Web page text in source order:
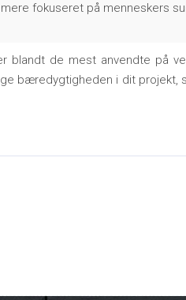
fokuseret på menneskers
blandt de mest anvendte på
bæredygtigheden i dit projekt,